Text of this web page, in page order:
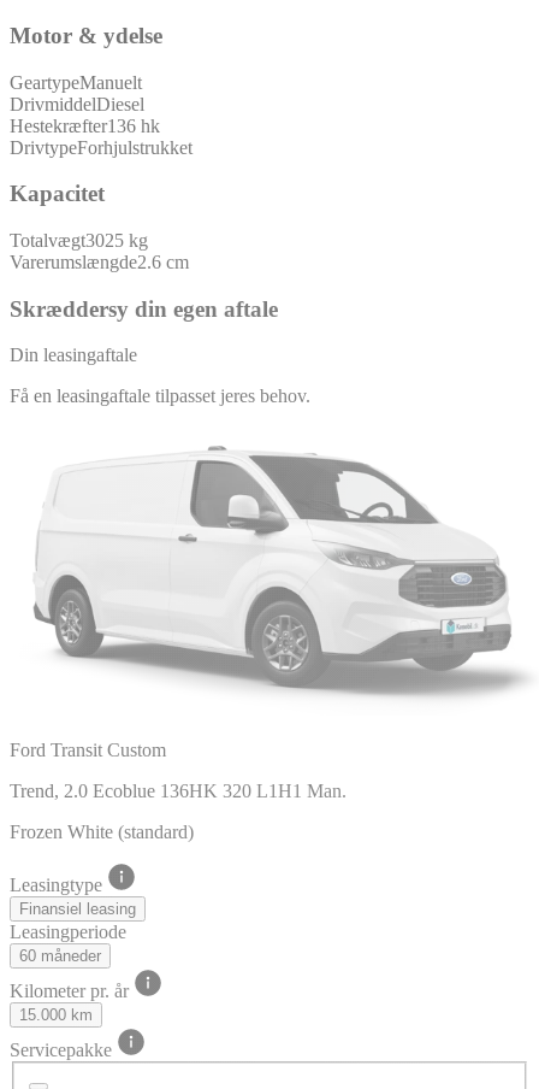
Motor & ydelse
GeartypeManuelt
DrivmiddelDiesel
Hestekræfter136 hk
DrivtypeForhjulstrukket
Kapacitet
Totalvægt3025 kg
Varerumslængde2.6 cm
Skræddersy din egen aftale
Din leasingaftale
Få en leasingaftale tilpasset jeres behov.
Ford Transit Custom
Trend, 2.0 Ecoblue 136HK 320 L1H1 Man.
Frozen White (standard)
Leasingtype
Finansiel leasing
Leasingperiode
60 måneder
Kilometer pr. år
15.000 km
Servicepakke